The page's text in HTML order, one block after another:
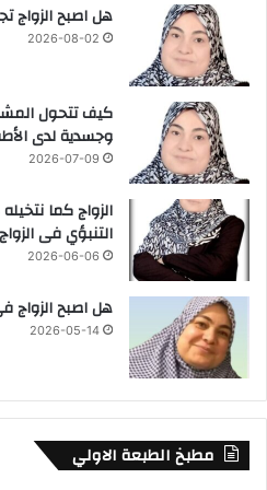
هل اصبح الزواج
2026-08-02
كيف تتحول
وجسدية لدى
2026-07-09
الزواج كما
التنبؤي فى الزواج
2026-06-06
هل اصبح الزواج
2026-05-14
مطبخ الطبعة الاولي